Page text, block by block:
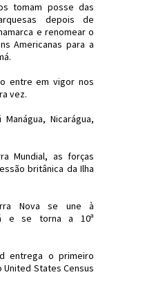
tomam posse das
depois de
e renomear o
Americanas para a
entre em vigor nos
vez.
Nicarágua,
Mundial, as forças
britânica da Ilha
Nova se une à
e se torna a 10ª
entrega o primeiro
United States Census